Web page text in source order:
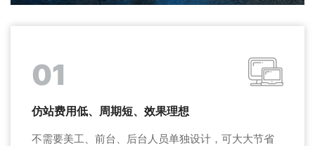
01
仿站费用低、周期短、效果理想
不需要美工、前台、后台人员单独设计，可大大节省